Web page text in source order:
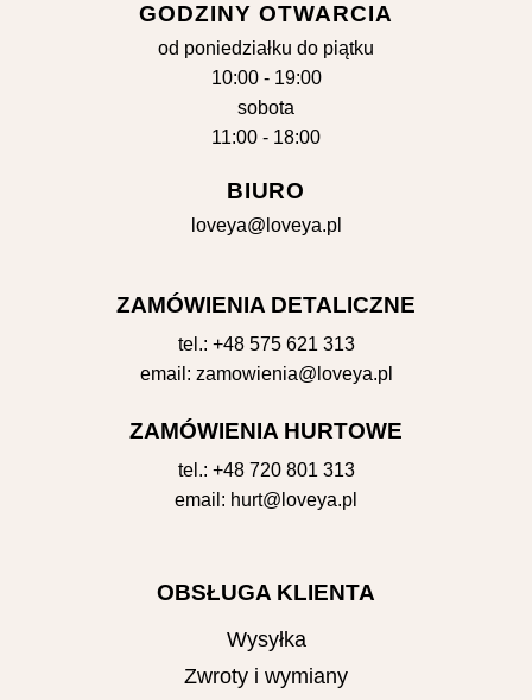
GODZINY OTWARCIA
od poniedziałku do piątku
10:00 - 19:00
sobota
11:00 - 18:00
BIURO
loveya@loveya.pl
ZAMÓWIENIA DETALICZNE
tel.: +48 575 621 313
email: zamowienia@loveya.pl
ZAMÓWIENIA HURTOWE
tel.: +48 720 801 313
email: hurt@loveya.pl
OBSŁUGA KLIENTA
Wysyłka
Zwroty i wymiany